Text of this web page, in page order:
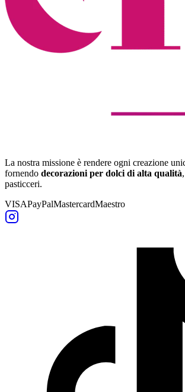
La nostra missione è rendere ogni creazione
fornendo decorazioni per dolci di alta qualità
pasticceri.
VISAPayPalMastercardMaestro